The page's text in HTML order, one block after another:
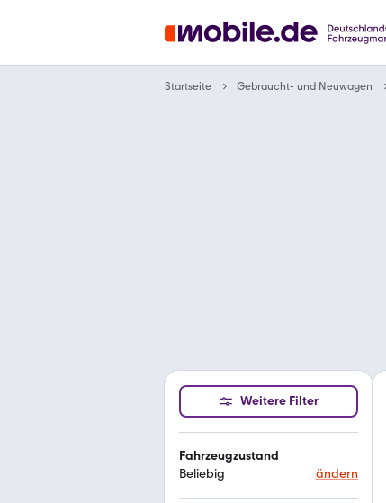
Startseite Gebraucht- und Neuwagen
Weitere Filter
Fahrzeugzustand
Beliebig
ändern